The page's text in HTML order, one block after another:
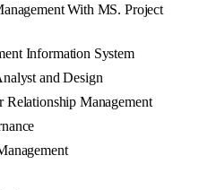
With MS. Project
Information System
and Design
Relationship Management